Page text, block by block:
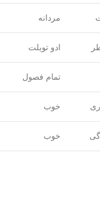
مردانه
ادو تویلت
تمام فصول
خوب
خوب